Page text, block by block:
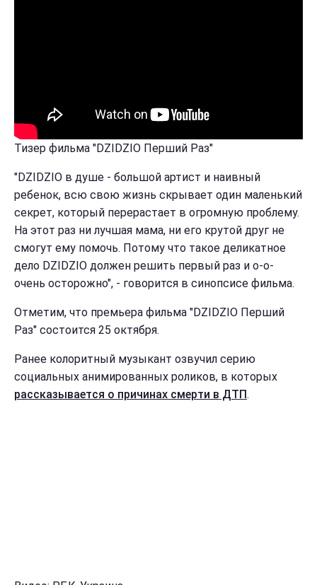
Тизер фильма "DZIDZIO Перший Раз"
"DZIDZIO в душе - большой артист и наивный
ребенок, всю свою жизнь скрывает один маленький
секрет, который перерастает в огромную проблему.
На этот раз ни лучшая мама, ни его крутой друг не
смогут ему помочь. Потому что такое деликатное
дело DZIDZIO должен решить первый раз и о-о-
очень осторожно", - говорится в синопсисе фильма.
Отметим, что премьера фильма "DZIDZIO Перший
Раз" состоится 25 октября.
Ранее колоритный музыкант озвучил серию
социальных анимированных роликов, в которых
рассказывается о причинах смерти в ДТП.